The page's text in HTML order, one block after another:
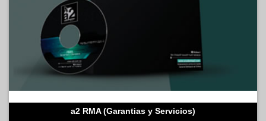
a2 RMA (Garantias y Servicios)